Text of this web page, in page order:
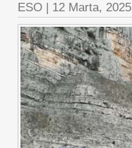
ESO | 12 Marta, 2025